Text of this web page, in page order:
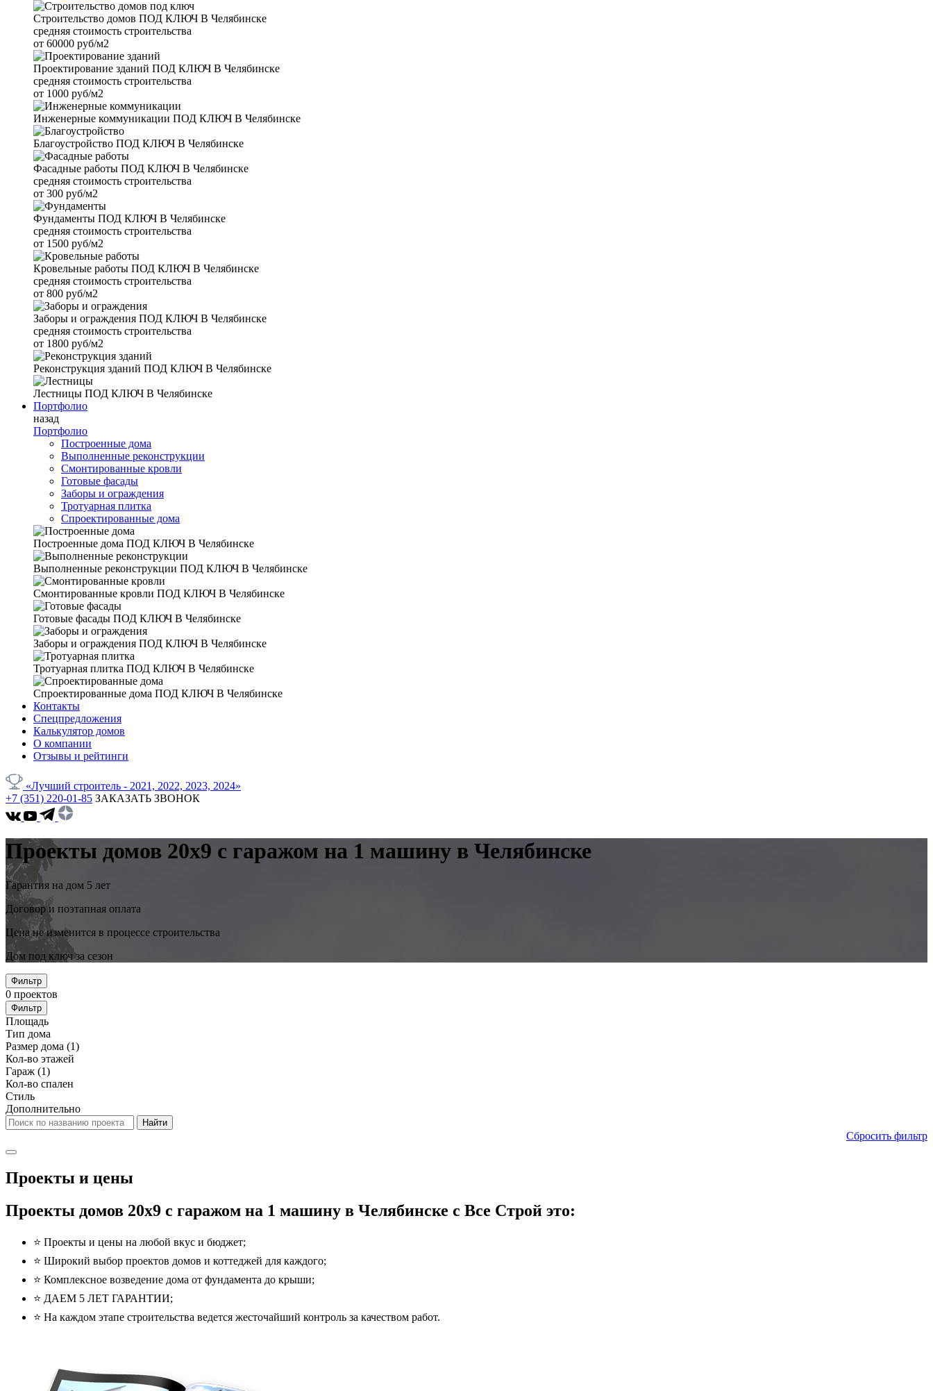
Строительство домов ПОД КЛЮЧ В Челябинске
средняя стоимость строительства
от 60000 руб/м2
Проектирование зданий ПОД КЛЮЧ В Челябинске
средняя стоимость строительства
от 1000 руб/м2
Инженерные коммуникации ПОД КЛЮЧ В Челябинске
Благоустройство ПОД КЛЮЧ В Челябинске
Фасадные работы ПОД КЛЮЧ В Челябинске
средняя стоимость строительства
от 300 руб/м2
Фундаменты ПОД КЛЮЧ В Челябинске
средняя стоимость строительства
от 1500 руб/м2
Кровельные работы ПОД КЛЮЧ В Челябинске
средняя стоимость строительства
от 800 руб/м2
Заборы и ограждения ПОД КЛЮЧ В Челябинске
средняя стоимость строительства
от 1800 руб/м2
Реконструкция зданий ПОД КЛЮЧ В Челябинске
Лестницы ПОД КЛЮЧ В Челябинске
Портфолио
назад
Портфолио
Построенные дома
Выполненные реконструкции
Смонтированные кровли
Готовые фасады
Заборы и ограждения
Тротуарная плитка
Спроектированные дома
Построенные дома ПОД КЛЮЧ В Челябинске
Выполненные реконструкции ПОД КЛЮЧ В Челябинске
Смонтированные кровли ПОД КЛЮЧ В Челябинске
Готовые фасады ПОД КЛЮЧ В Челябинске
Заборы и ограждения ПОД КЛЮЧ В Челябинске
Тротуарная плитка ПОД КЛЮЧ В Челябинске
Спроектированные дома ПОД КЛЮЧ В Челябинске
Контакты
Спецпредложения
Калькулятор домов
О компании
Отзывы и рейтинги
«Лучший строитель - 2021, 2022, 2023, 2024»
+7 (351) 220-01-85 ЗАКАЗАТЬ ЗВОНОК
Проекты домов 20x9 с гаражом на 1 машину в Челябинске
Гарантия на дом 5 лет
Договор и поэтапная оплата
Цена не изменится в процессе строительства
Дом под ключ за сезон
Фильтр
0 проектов
Фильтр
Площадь
Тип дома
Размер дома (1)
Кол-во этажей
Гараж (1)
Кол-во спален
Стиль
Дополнительно
Сбросить фильтр
Проекты и цены
Проекты домов 20x9 с гаражом на 1 машину в Челябинске с Все Строй это:
⭐️ Проекты и цены на любой вкус и бюджет;
⭐️ Широкий выбор проектов домов и коттеджей для каждого;
⭐️ Комплексное возведение дома от фундамента до крыши;
⭐️ ДАЕМ 5 ЛЕТ ГАРАНТИИ;
⭐️ На каждом этапе строительства ведется жесточайший контроль за качеством работ.